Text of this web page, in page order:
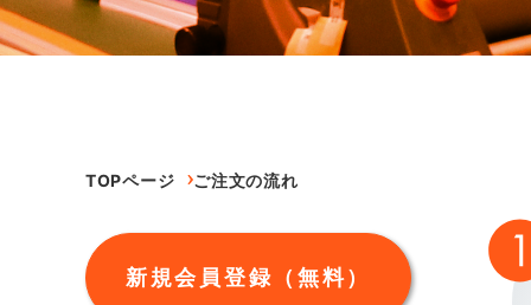
TOPページ ご注文の流れ
新規会員登録（無料）